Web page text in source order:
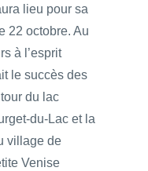
lieu pour sa
22 octobre. Au
à l’esprit
le succès des
du lac
du-Lac et la
village de
Venise